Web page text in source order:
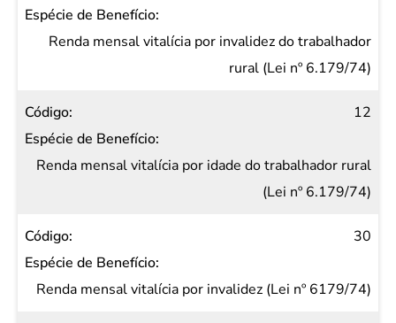
Renda mensal vitalícia por invalidez do trabalhador
rural (Lei nº 6.179/74)
12
Renda mensal vitalícia por idade do trabalhador rural
(Lei nº 6.179/74)
30
Renda mensal vitalícia por invalidez (Lei nº 6179/74)